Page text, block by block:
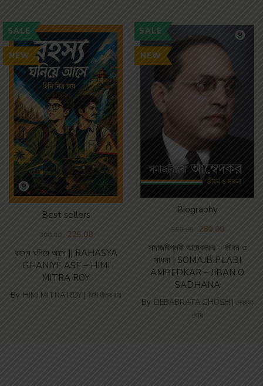
SALE
NEW
রহস্য ঘনিয়ে আসে || RAHASYA
GHANIYE ASE – HIMI
MITRA ROY
Best sellers
300.00 225.00
By HIMI MITRA ROY || হিমি মিত্র রায়
SALE
NEW
সমাজবিপ্লবী আম্বেদকর – জীবন ও
সাধনা | SOMAJBIPLABI
AMBEDKAR – JIBAN O
SADHANA
Biography
350.00 280.00
By DEBABRATA GHOSH | দেবব্রত
ঘোষ